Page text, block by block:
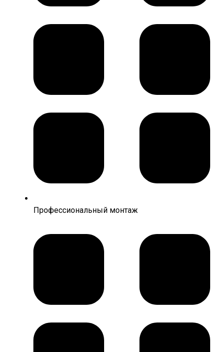
Профессиональный монтаж